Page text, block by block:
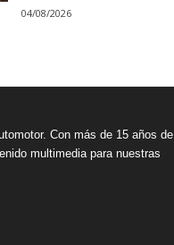
04/08/2026
Con más de 15 años de
multimedia para nuestras